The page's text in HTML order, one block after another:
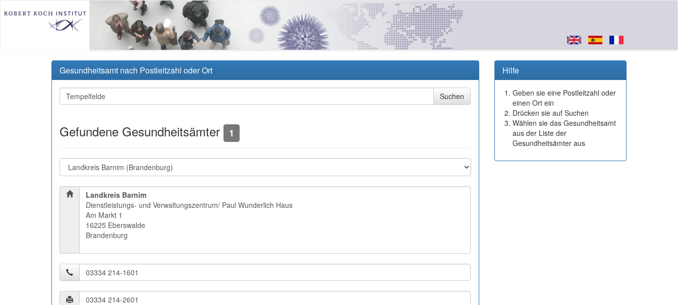
Gesundheitsamt nach Postleitzahl oder Ort
Gefundene Gesundheitsämter 1
Landkreis Barnim
Dienstleistungs- und Verwaltungszentrum/ Paul Wunderlich Haus
Am Markt 1
16225 Eberswalde
Brandenburg
Hilfe
Geben sie eine Postleitzahl oder
einen Ort ein
Drücken sie auf Suchen
Wählen sie das Gesundheitsamt
aus der Liste der
Gesundheitsämter aus